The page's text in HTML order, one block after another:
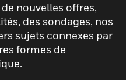
nouvelles offres,
des sondages, nos
sujets connexes par
formes de